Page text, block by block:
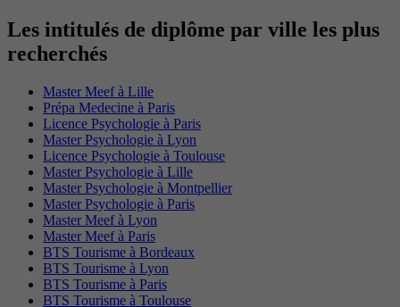
Les intitulés de diplôme par ville les plus
recherchés
Master Meef à Lille
Prépa Medecine à Paris
Licence Psychologie à Paris
Master Psychologie à Lyon
Licence Psychologie à Toulouse
Master Psychologie à Lille
Master Psychologie à Montpellier
Master Psychologie à Paris
Master Meef à Lyon
Master Meef à Paris
BTS Tourisme à Bordeaux
BTS Tourisme à Lyon
BTS Tourisme à Paris
BTS Tourisme à Toulouse